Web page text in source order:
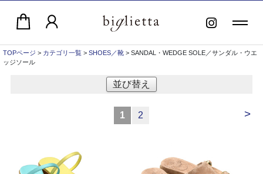
TOPページ > カテゴリ一覧 > SHOES／靴 > SANDAL・WEDGE SOLE／サンダル・ウエ
ッジソール
並び替え
>
1 2